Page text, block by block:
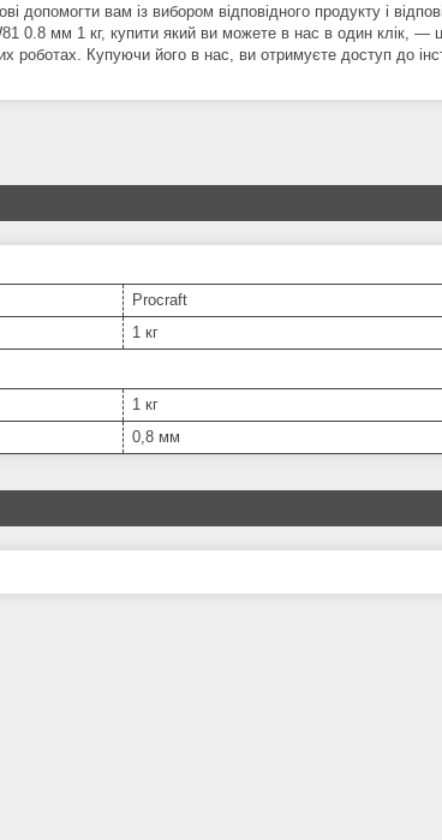
допомогти вам із вибором відповідного продукту і
0.8 мм 1 кг, купити який ви можете в нас в один клік, —
роботах. Купуючи його в нас, ви отримуєте доступ до
Procraft
1 кг
1 кг
0,8 мм